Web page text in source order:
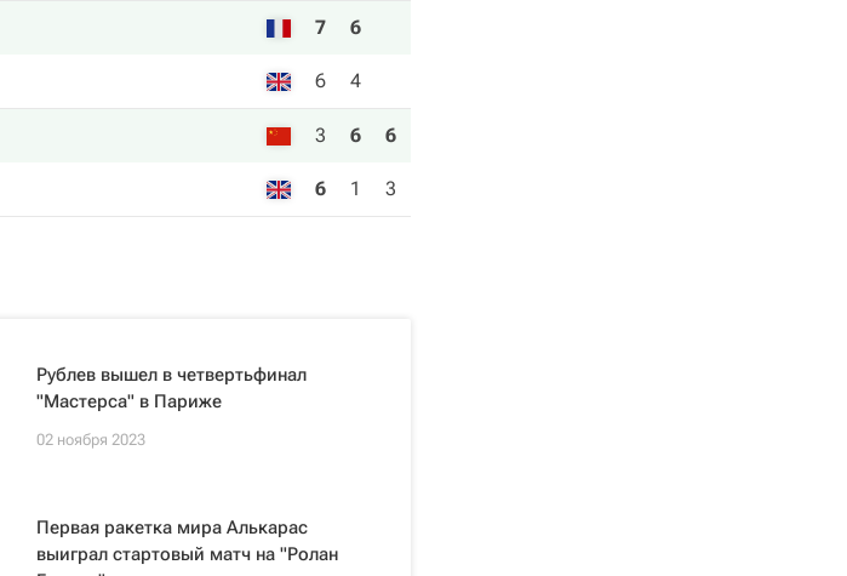
7 6
6 4
3 6 6
6 1 3
Рублев вышел в четвертьфинал
"Мастерса" в Париже
02 ноября 2023
Первая ракетка мира Алькарас
выиграл стартовый матч на "Ролан